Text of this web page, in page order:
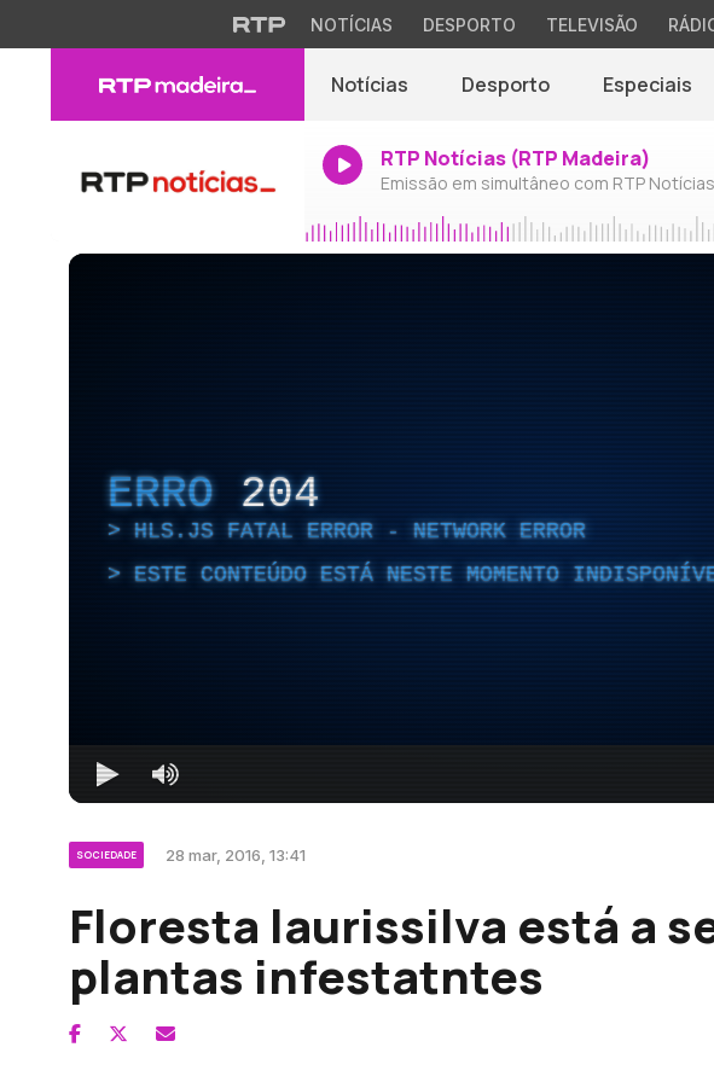
NOTÍCIAS DESPORTO TELEVISÃO
Notícias Desporto Especiais
RTP Notícias (RTP Madeira)
Emissão em simultâneo com RTP Notícias
ERRO 204
HLS.JS FATAL ERROR - NETWORK ERROR
ESTE CONTEÚDO ESTÁ NESTE MOMENTO
SOCIEDADE 28 mar, 2016, 13:41
Floresta laurissilva está a
plantas infestatntes